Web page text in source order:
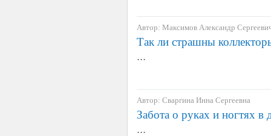
Автор: Максимов Александр
Так ли страшны
…
Автор: Сваргина Инна Сергеевна
Забота о руках и ногтях
…